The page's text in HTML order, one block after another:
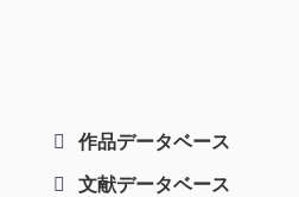
作品データベース
文献データベース